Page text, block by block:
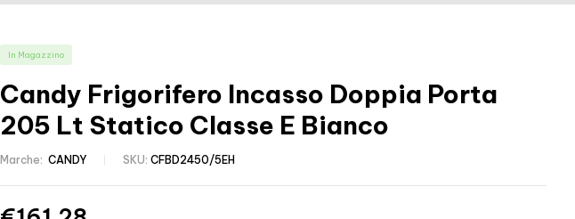
In Magazzino
Candy Frigorifero Incasso Doppia Porta
205 Lt Statico Classe E Bianco
Marche: CANDY SKU: CFBD2450/5EH